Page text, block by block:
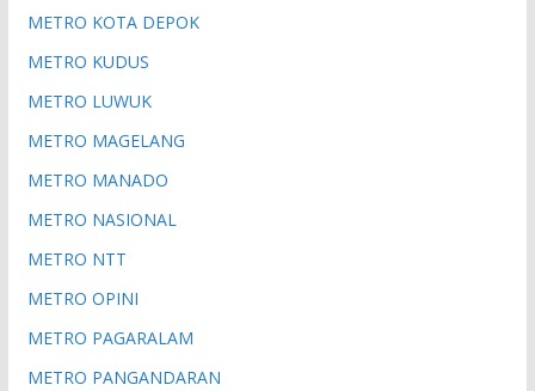
METRO KOTA DEPOK
METRO KUDUS
METRO LUWUK
METRO MAGELANG
METRO MANADO
METRO NASIONAL
METRO NTT
METRO OPINI
METRO PAGARALAM
METRO PANGANDARAN